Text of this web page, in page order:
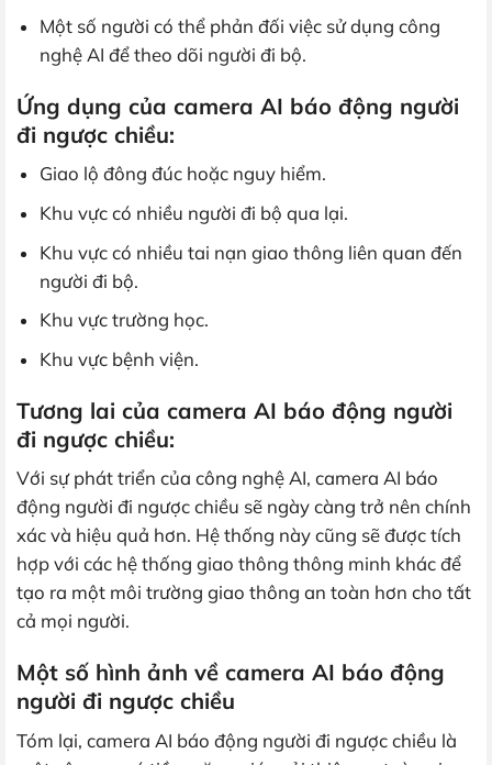
Một số người có thể phản đối việc sử dụng công
nghệ AI để theo dõi người đi bộ.
Ứng dụng của camera AI báo động người
đi ngược chiều:
Giao lộ đông đúc hoặc nguy hiểm.
Khu vực có nhiều người đi bộ qua lại.
Khu vực có nhiều tai nạn giao thông liên quan đến
người đi bộ.
Khu vực trường học.
Khu vực bệnh viện.
Tương lai của camera AI báo động người
đi ngược chiều:
Với sự phát triển của công nghệ AI, camera AI báo
động người đi ngược chiều sẽ ngày càng trở nên chính
xác và hiệu quả hơn. Hệ thống này cũng sẽ được tích
hợp với các hệ thống giao thông thông minh khác để
tạo ra một môi trường giao thông an toàn hơn cho tất
cả mọi người.
Một số hình ảnh về camera AI báo động
người đi ngược chiều
Tóm lại, camera AI báo động người đi ngược chiều là